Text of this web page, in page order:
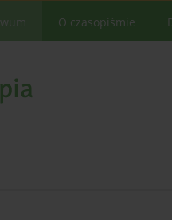
O czasopiśmie